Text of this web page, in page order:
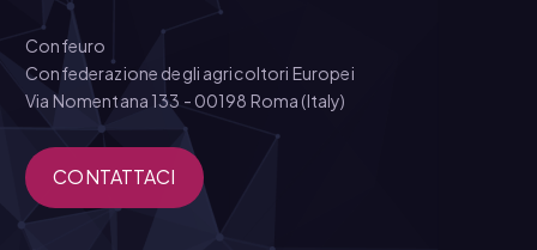
Confeuro
Confederazione degli agricoltori Europei
Via Nomentana 133 - 00198 Roma (Italy)
CONTATTACI